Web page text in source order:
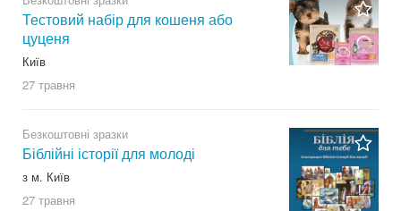
Тестовий набір для кошеня або
цуценя
Київ
27 травня
Безкоштовні зразки
Біблійні історії для молоді
з м. Київ
27 травня